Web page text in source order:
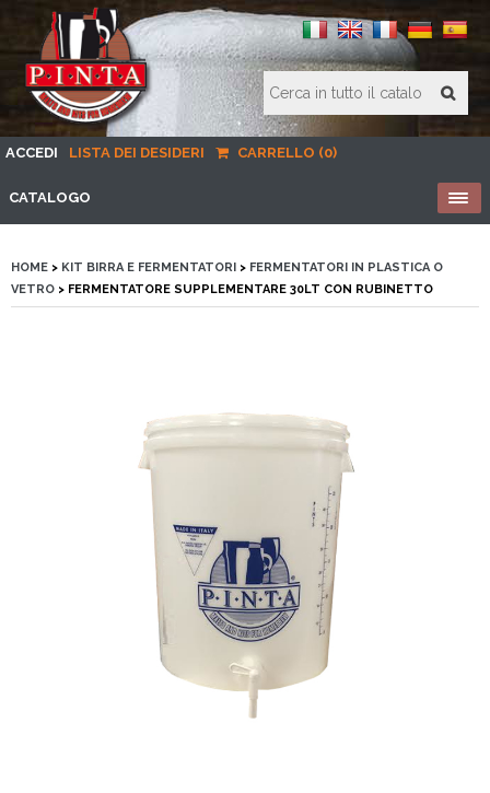
ACCEDI LISTA DEI DESIDERI CARRELLO (0)
CATALOGO
HOME > KIT BIRRA E FERMENTATORI > FERMENTATORI IN PLASTICA O
VETRO > FERMENTATORE SUPPLEMENTARE 30LT CON RUBINETTO